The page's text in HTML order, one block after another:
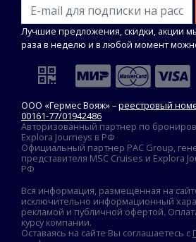
Лучшие предложения, скидки, акции
раза в неделю и в любой момент
ООО «Гермес Вояж» –реестровый
00161-77/01942486
Авторизованный партнер по
Explora Journeys в РФ
Официальный партнер PAC Group,
представителя MSC Cruises и Explora
РФ
Вся информация, размещённая на
исключительно информационный
рекламой и публичной офертой.
курсу компании.
Оставаясь на сайте Вы соглашаетесь с